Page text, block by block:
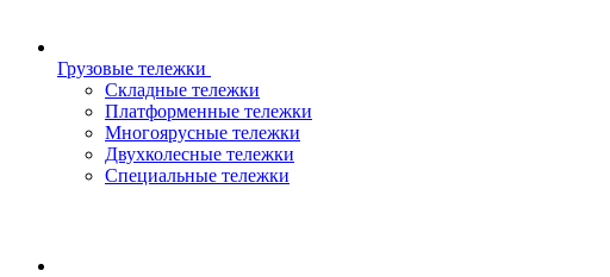
Грузовые тележки
Складные тележки
Платформенные тележки
Многоярусные тележки
Двухколесные тележки
Специальные тележки